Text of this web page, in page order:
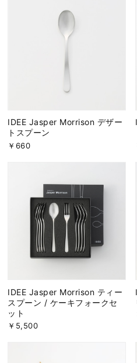
IDEE Jasper Morrison デザー
トスプーン
￥660
IDEE Jasper Morrison ティー
スプーン / ケーキフォークセ
ット
￥5,500